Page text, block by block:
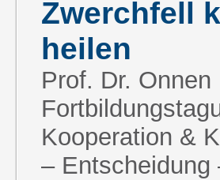
Zwerchfell
heilen
Prof. Dr.
Kooperation &
– Entscheidung